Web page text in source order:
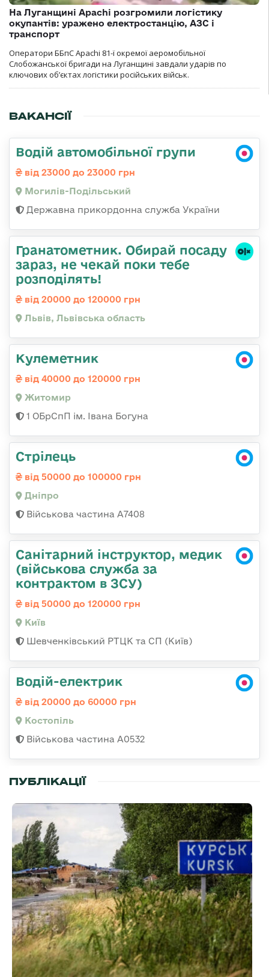
На Луганщині Apachi розгромили логістику
окупантів: уражено електростанцію, АЗС і
транспорт
Оператори ББпС Apachi 81-ї окремої аеромобільної
Слобожанської бригади на Луганщині завдали ударів по
ключових об’єктах логістики російських військ.
ВАКАНСІЇ
Водій автомобільної групи
від 23000 до 23000 грн
Могилів-Подільський
Державна прикордонна служба України
Гранатометник. Обирай посаду
зараз, не чекай поки тебе
розподілять!
від 20000 до 120000 грн
Львів, Львівська область
Кулеметник
від 40000 до 120000 грн
Житомир
1 ОБрСпП ім. Івана Богуна
Стрілець
від 50000 до 100000 грн
Дніпро
Військова частина А7408
Санітарний інструктор, медик
(військова служба за
контрактом в ЗСУ)
від 50000 до 120000 грн
Київ
Шевченківський РТЦК та СП (Київ)
Водій-електрик
від 20000 до 60000 грн
Костопіль
Військова частина А0532
ПУБЛІКАЦІЇ